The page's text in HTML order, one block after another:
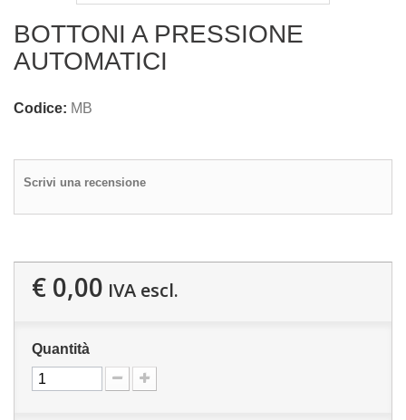
BOTTONI A PRESSIONE
AUTOMATICI
Codice: MB
Scrivi una recensione
€ 0,00 IVA escl.
Quantità